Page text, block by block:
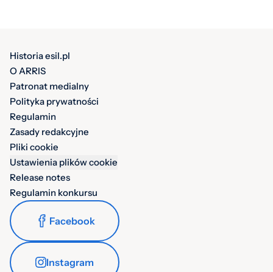
Historia esil.pl
O ARRIS
Patronat medialny
Polityka prywatności
Regulamin
Zasady redakcyjne
Pliki cookie
Ustawienia plików cookie
Release notes
Regulamin konkursu
Facebook
Instagram